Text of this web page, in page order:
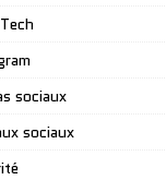
sociaux
sociaux